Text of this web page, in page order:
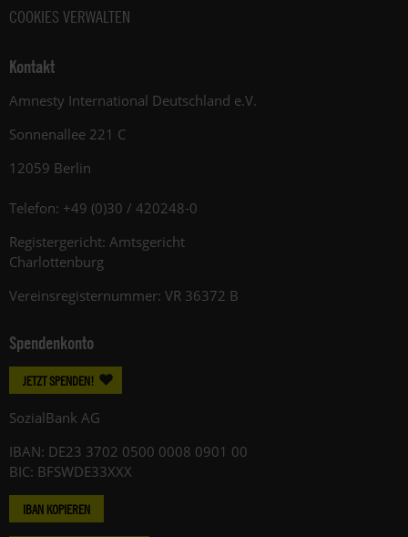
COOKIES VERWALTEN
Kontakt
Amnesty International Deutschland e.V.
Sonnenallee 221 C
12059 Berlin
Telefon: +49 (0)30 / 420248-0
Registergericht: Amtsgericht
Charlottenburg
Vereinsregisternummer: VR 36372 B
Spendenkonto
JETZT SPENDEN!
SozialBank AG
IBAN: DE23 3702 0500 0008 0901 00
BIC: BFSWDE33XXX
IBAN KOPIEREN